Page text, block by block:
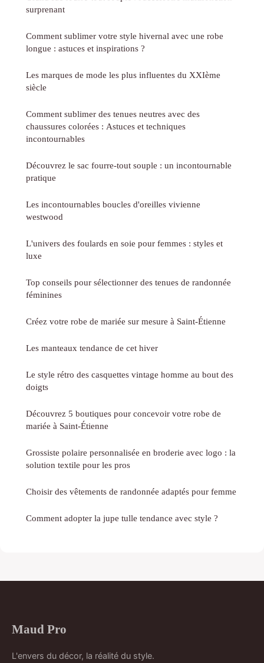
surprenant
Comment sublimer votre style hivernal avec une robe
longue : astuces et inspirations ?
Les marques de mode les plus influentes du XXIème
siècle
Comment sublimer des tenues neutres avec des
chaussures colorées : Astuces et techniques
incontournables
Découvrez le sac fourre-tout souple : un incontournable
pratique
Les incontournables boucles d'oreilles vivienne
westwood
L'univers des foulards en soie pour femmes : styles et
luxe
Top conseils pour sélectionner des tenues de randonnée
féminines
Créez votre robe de mariée sur mesure à Saint-Étienne
Les manteaux tendance de cet hiver
Le style rétro des casquettes vintage homme au bout des
doigts
Découvrez 5 boutiques pour concevoir votre robe de
mariée à Saint-Étienne
Grossiste polaire personnalisée en broderie avec logo : la
solution textile pour les pros
Choisir des vêtements de randonnée adaptés pour femme
Comment adopter la jupe tulle tendance avec style ?
Maud Pro
L'envers du décor, la réalité du style.